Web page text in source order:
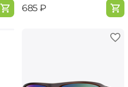
‍685‍₽